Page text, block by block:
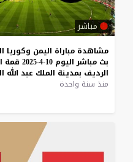
مباشر
مشاهدة مباراة اليمن وكوريا
بث مباشر اليوم 10-4-2025 قمة
الرديف بمدينة الملك عبد الله
منذ سنة واحدة